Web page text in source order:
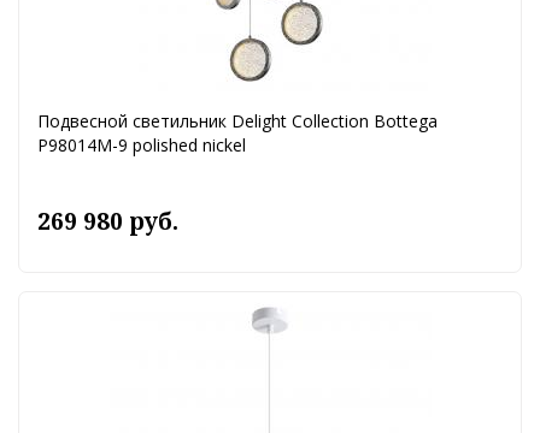
Подвесной светильник Delight Collection Bottega
P98014M-9 polished nickel
269 980 руб.